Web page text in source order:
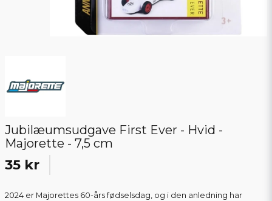
Jubilæumsudgave First Ever - Hvid -
Majorette - 7,5 cm
35 kr
2024 er Majorettes 60-års fødselsdag, og i den anledning har